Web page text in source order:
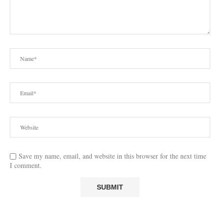
Save my name, email, and website in this browser for the next time
I comment.